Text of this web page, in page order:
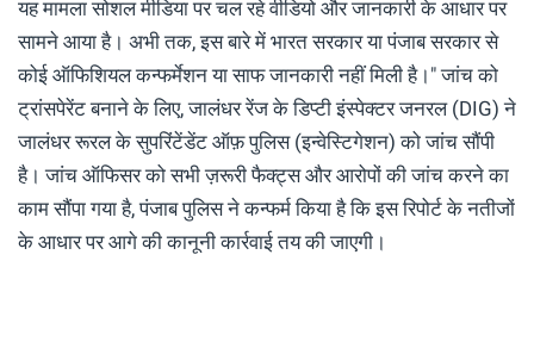
यह मामला सोशल मीडिया पर चल रहे वीडियो और जानकारी के आधार पर
सामने आया है। अभी तक, इस बारे में भारत सरकार या पंजाब सरकार से
कोई ऑफिशियल कन्फर्मेशन या साफ जानकारी नहीं मिली है।" जांच को
ट्रांसपेरेंट बनाने के लिए, जालंधर रेंज के डिप्टी इंस्पेक्टर जनरल (DIG) ने
जालंधर रूरल के सुपरिंटेंडेंट ऑफ़ पुलिस (इन्वेस्टिगेशन) को जांच सौंपी
है। जांच ऑफिसर को सभी ज़रूरी फैक्ट्स और आरोपों की जांच करने का
काम सौंपा गया है, पंजाब पुलिस ने कन्फर्म किया है कि इस रिपोर्ट के नतीजों
के आधार पर आगे की कानूनी कार्रवाई तय की जाएगी।